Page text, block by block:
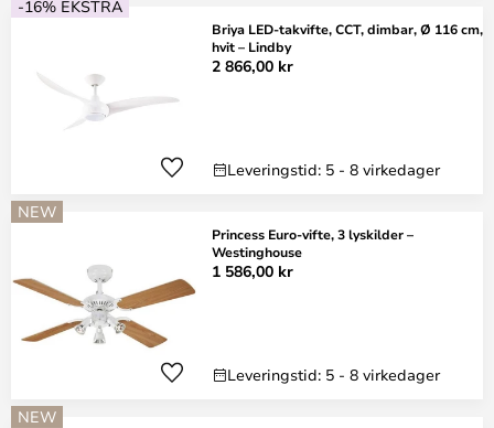
-16% EKSTRA
Briya LED-takvifte, CCT, dimbar, Ø 116 cm,
hvit – Lindby
2 866,00 kr
Leveringstid: 5 - 8 virkedager
NEW
Princess Euro-vifte, 3 lyskilder –
Westinghouse
1 586,00 kr
Leveringstid: 5 - 8 virkedager
NEW